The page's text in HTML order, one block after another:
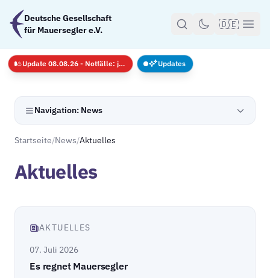
Zum Hauptinhalt springen
Deutsche Gesellschaft
für Mauersegler e.V.
🇩🇪
Navigation: News
Startseite/News/Aktuelles
Aktuelles
AKTUELLES
07. Juli 2026
Es regnet Mauersegler
Update 08.08.26 - Notfälle: jederzeit · GS nur mit Anmeldug
Updates